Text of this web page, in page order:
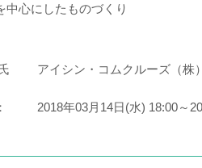
心にしたものづくり
アイシン・コムクルーズ（株
2018年03月14日(水) 18:00～